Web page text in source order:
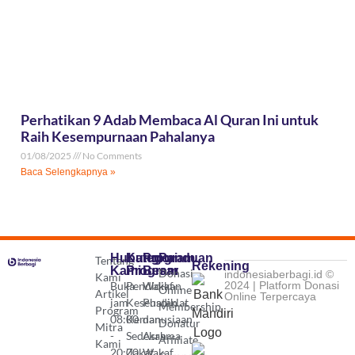
Perhatikan 9 Adab Membaca Al Quran Ini untuk
Raih Kesempurnaan Pahalanya
01/08/2025 No Comments
Baca Selengkapnya »
Tentang
Kami
Artikel
Program
Mitra
Kami
Hubungi
Kami
Buka
jam
08:00
-
Kategori
Program
Pendidikan
Kesehatan
Kemanusiaan
Sedekah
Program
Besar
Wakaf
Pusdiklat
dan
Asrama
Panduan
Donasi
Online
Membership
Donatur
Affiliate
Rekening
indonesiaberbagi.id ©
2024 | Platform Donasi
Online Terpercaya